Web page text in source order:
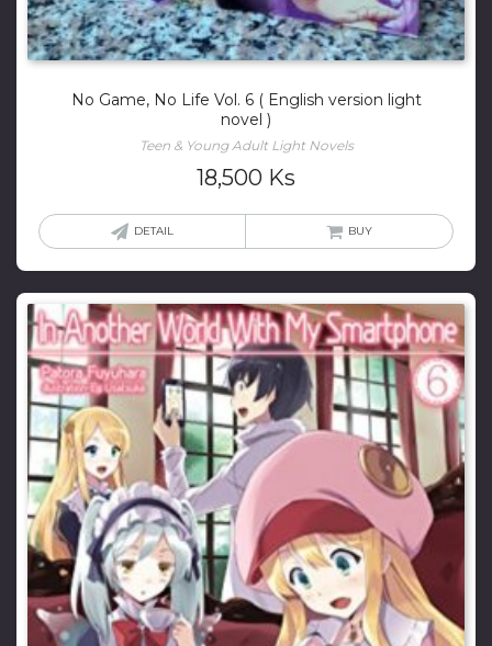
No Game, No Life Vol. 6 ( English version light
novel )
Teen & Young Adult Light Novels
18,500 Ks
DETAIL BUY